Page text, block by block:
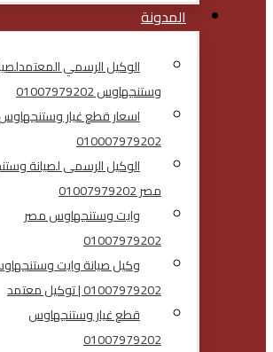
المدونة
الوكيل الرسمي
وستنجهاوس 01007979202
اسعار قطع غيار وستنجهاوس
010007979202
الوكيل الرسمى لصيانة
مصر 01007979202
وايت وستنجهاوس مصر
01007979202
وكيل صيانة وايت
01007979202 | توكيل معتمد
قطع غيار وستنجهاوس
01007979202